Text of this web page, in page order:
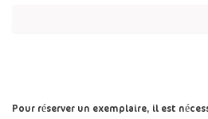
Pour réserver un exemplaire, il est